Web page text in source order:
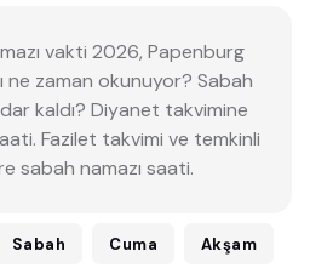
vakti 2026, Papenburg
ne zaman okunuyor? Sabah
kaldı? Diyanet takvimine
Fazilet takvimi ve temkinli
sabah namazı saati.
Sabah Cuma Akşam